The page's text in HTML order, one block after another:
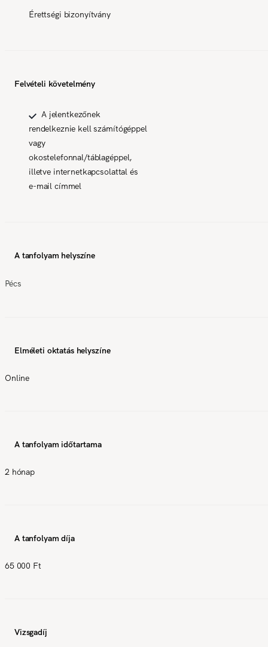
Érettségi bizonyítvány
Felvételi követelmény
A jelentkezőnek
rendelkeznie kell számítógéppel
vagy
okostelefonnal/táblagéppel,
illetve internetkapcsolattal és
e-mail címmel
A tanfolyam helyszíne
Pécs
Elméleti oktatás helyszíne
Online
A tanfolyam időtartama
2 hónap
A tanfolyam díja
65 000 Ft
Vizsgadíj